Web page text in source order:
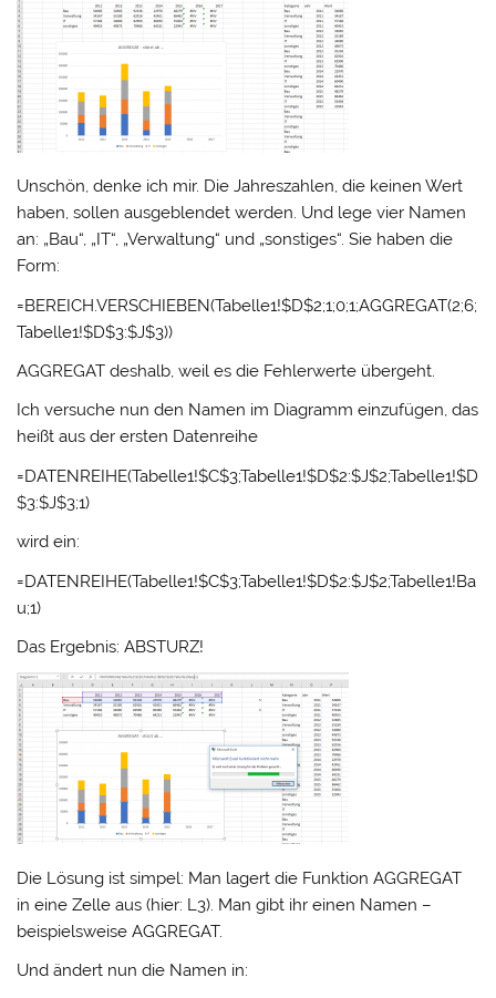
Unschön, denke ich mir. Die Jahreszahlen, die keinen Wert
haben, sollen ausgeblendet werden. Und lege vier Namen
an: „Bau“, „IT“, „Verwaltung“ und „sonstiges“. Sie haben die
Form:
=BEREICH.VERSCHIEBEN(Tabelle1!$D$2;1;0;1;AGGREGAT(2;6;
Tabelle1!$D$3:$J$3))
AGGREGAT deshalb, weil es die Fehlerwerte übergeht.
Ich versuche nun den Namen im Diagramm einzufügen, das
heißt aus der ersten Datenreihe
=DATENREIHE(Tabelle1!$C$3;Tabelle1!$D$2:$J$2;Tabelle1!$D
$3:$J$3;1)
wird ein:
=DATENREIHE(Tabelle1!$C$3;Tabelle1!$D$2:$J$2;Tabelle1!Ba
u;1)
Das Ergebnis: ABSTURZ!
Die Lösung ist simpel: Man lagert die Funktion AGGREGAT
in eine Zelle aus (hier: L3). Man gibt ihr einen Namen –
beispielsweise AGGREGAT.
Und ändert nun die Namen in: